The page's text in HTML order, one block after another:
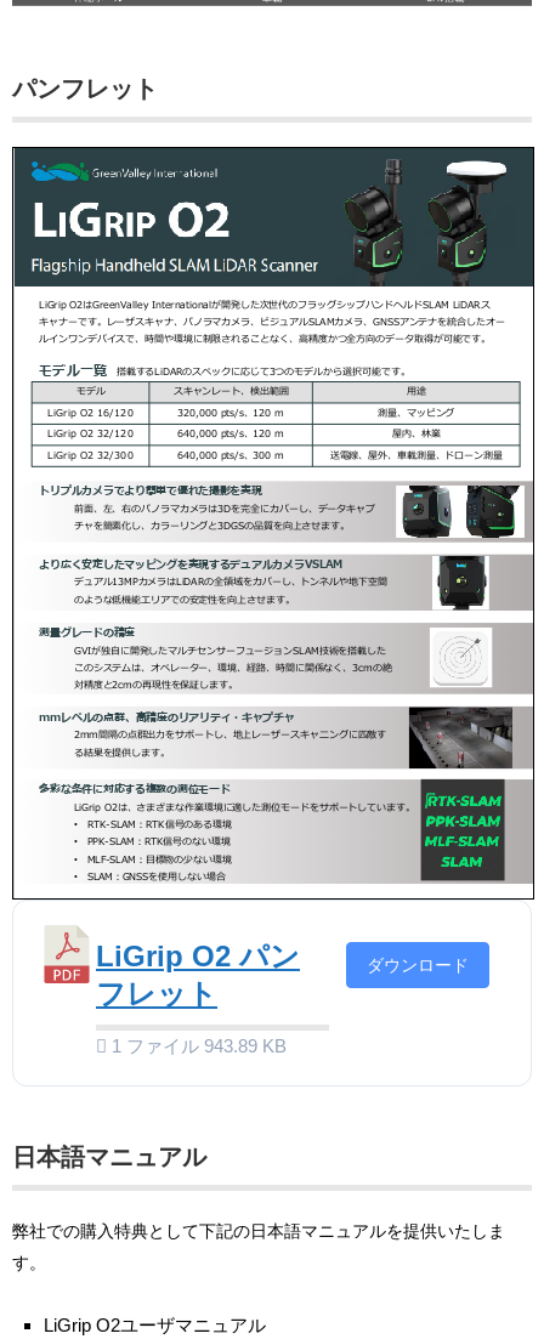
パンフレット
LiGrip O2 パン
フレット
1 ファイル 943.89 KB
ダウンロード
日本語マニュアル
弊社での購入特典として下記の日本語マニュアルを提供いたしま
す。
LiGrip O2ユーザマニュアル